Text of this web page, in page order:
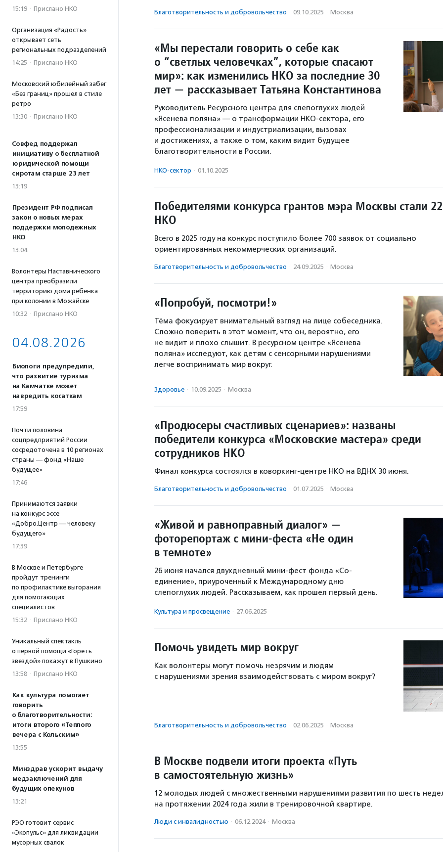
15:19 · Прислано НКО
Организация «Радость»
открывает сеть
региональных подразделений
14:25 · Прислано НКО
Московский юбилейный забег
«Без границ» прошел в стиле
ретро
13:30 · Прислано НКО
Совфед поддержал
инициативу о бесплатной
юридической помощи
сиротам старше 23 лет
13:19
Президент РФ подписал
закон о новых мерах
поддержки молодежных
НКО
13:04
Волонтеры Наставнического
центра преобразили
территорию дома ребенка
при колонии в Можайске
10:32 · Прислано НКО
04.08.2026
Биологи предупредили,
что развитие туризма
на Камчатке может
навредить косаткам
17:59
Почти половина
соцпредприятий России
сосредоточена в 10 регионах
страны — фонд «Наше
будущее»
17:46
Принимаются заявки
на конкурс эссе
«Добро.Центр — человеку
будущего»
17:39
В Москве и Петербурге
пройдут тренинги
по профилактике выгорания
для помогающих
специалистов
15:32 · Прислано НКО
Уникальный спектакль
о первой помощи «Гореть
звездой» покажут в Пушкино
13:58 · Прислано НКО
Как культура помогает
говорить
о благотворительности:
итоги второго «Теплого
вечера с Кольским»
13:55
Минздрав ускорит выдачу
медзаключений для
будущих опекунов
13:21
РЭО готовит сервис
«Экопульс» для ликвидации
мусорных свалок
Благотвори­тель­ность и доброволь­чест­во · 09.10.2025 · Москва
«Мы перестали говорить о себе как
о “светлых человечках”, которые спасают
мир»: как изменились НКО за последние 30
лет — рассказывает Татьяна Константинова
Руководитель Ресурсного центра для слепоглухих людей
«Ясенева поляна» — о трансформации НКО-сектора, его
профессионализации и индустриализации, вызовах
и достижениях, а также о том, каким видит будущее
благотворительности в России.
НКО-сектор · 01.10.2025
Победителями конкурса грантов мэра Москвы стали
НКО
Всего в 2025 году на конкурс поступило более 700 заявок от социально
ориентированных некоммерческих организаций.
Благотвори­тель­ность и доброволь­чест­во · 24.09.2025 · Москва
«Попробуй, посмотри!»
Тёма фокусирует внимательный взгляд на лице собеседника.
Сложно поверить в этот момент, что он, вероятно, его
не видит и плохо слышит. В ресурсном центре «Ясенева
поляна» исследуют, как детям с сенсорными нарушениями
легче воспринимать мир вокруг.
Здоровье · 10.09.2025 · Москва
«Продюсеры счастливых сценариев»: названы
победители конкурса «Московские мастера» среди
сотрудников НКО
Финал конкурса состоялся в коворкинг-центре НКО на ВДНХ 30 июня.
Благотвори­тель­ность и доброволь­чест­во · 01.07.2025 · Москва
«Живой и равноправный диалог» —
фоторепортаж с мини-феста «Не один
в темноте»
26 июня начался двухдневный мини-фест фонда «Со-
единение», приуроченный к Международному дню
слепоглухих людей. Рассказываем, как прошел первый день.
Культура и просвещение · 27.06.2025
Помочь увидеть мир вокруг
Как волонтеры могут помочь незрячим и людям
с нарушениями зрения взаимодействовать с миром вокруг?
Благотвори­тель­ность и доброволь­чест­во · 02.06.2025 · Москва
В Москве подвели итоги проекта «Путь
в самостоятельную жизнь»
12 молодых людей с множественными нарушениями развития по шесть
на протяжении 2024 года жили в тренировочной квартире.
Люди с инвалидностью · 06.12.2024 · Москва